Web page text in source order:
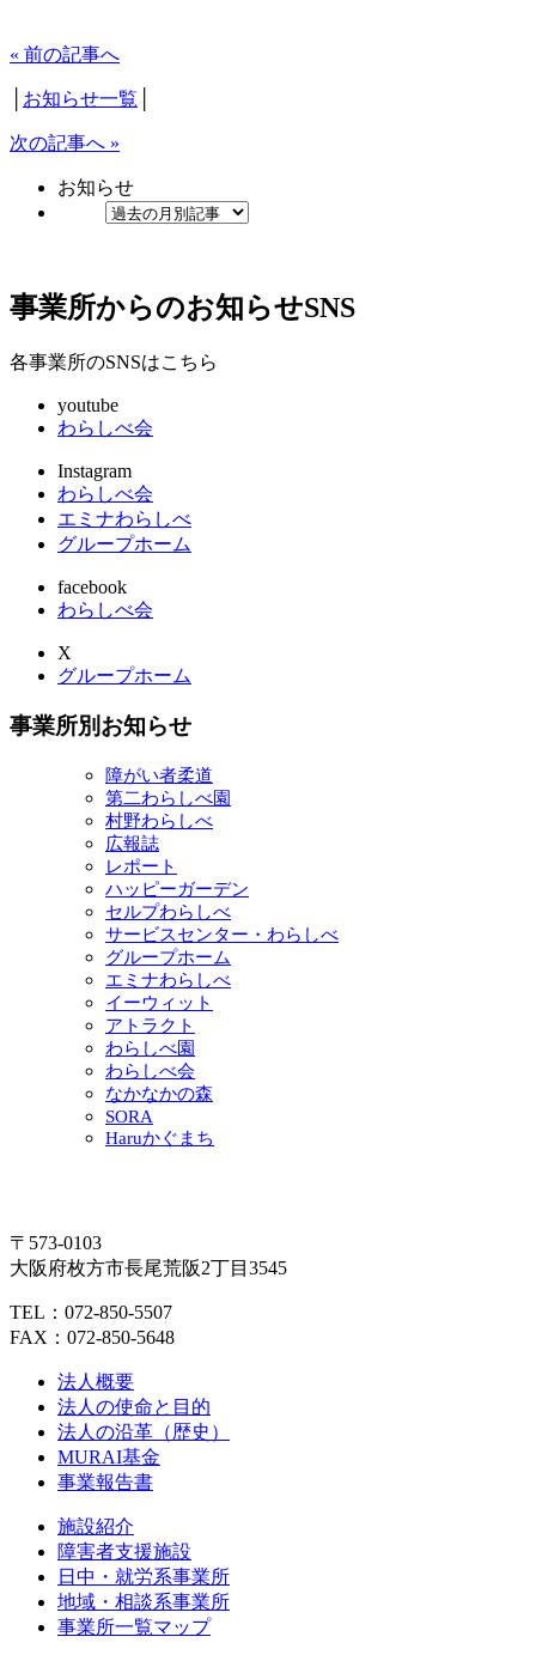
« 前の記事へ
お知らせ一覧
次の記事へ »
お知らせ
事業所からのお知らせSNS
各事業所のSNSはこちら
youtube
わらしべ会
Instagram
わらしべ会
エミナわらしべ
グループホーム
facebook
わらしべ会
X
グループホーム
事業所別お知らせ
障がい者柔道
第二わらしべ園
村野わらしべ
広報誌
レポート
ハッピーガーデン
セルプわらしべ
サービスセンター・わらしべ
グループホーム
エミナわらしべ
イーウィット
アトラクト
わらしべ園
わらしべ会
なかなかの森
SORA
Haruかぐまち
〒573-0103
大阪府枚方市長尾荒阪2丁目3545
TEL：072-850-5507
FAX：072-850-5648
法人概要
法人の使命と目的
法人の沿革（歴史）
MURAI基金
事業報告書
施設紹介
障害者支援施設
日中・就労系事業所
地域・相談系事業所
事業所一覧マップ